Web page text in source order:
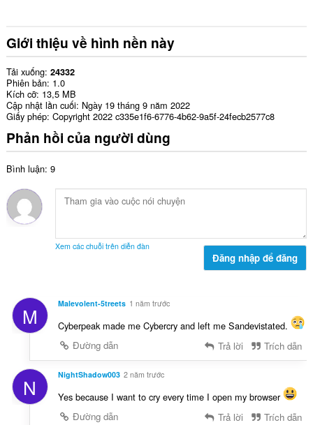
Giới thiệu về hình nền này
Tải xuống 24332
Phiên bản 1.0
Kích cỡ 13,5 MB
Cập nhật lần cuối Ngày 19 tháng 9 năm 2022
Giấy phép Copyright 2022 c335e1f6-6776-4b62-9a5f-24fecb2577c8
Phản hồi của người dùng
Bình luận: 9
Xem các chuỗi trên diễn đàn
Đăng nhập để đăng
M Malevolent-5treets 1 năm trước
Cyberpeak made me Cybercry and left me Sandevistated.
Đường dẫn
Trả lời Trích dẫn
N NightShadow003 2 năm trước
Yes because I want to cry every time I open my browser
Đường dẫn
Trả lời Trích dẫn